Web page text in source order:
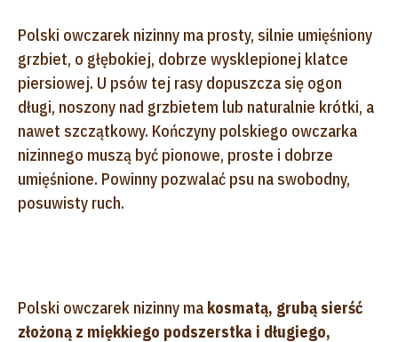
Polski owczarek nizinny ma prosty, silnie umięśniony
grzbiet, o głębokiej, dobrze wysklepionej klatce
piersiowej. U psów tej rasy dopuszcza się ogon
długi, noszony nad grzbietem lub naturalnie krótki, a
nawet szczątkowy. Kończyny polskiego owczarka
nizinnego muszą być pionowe, proste i dobrze
umięśnione. Powinny pozwalać psu na swobodny,
posuwisty ruch.
Polski owczarek nizinny ma kosmatą, grubą sierść
złożoną z miękkiego podszerstka i długiego,